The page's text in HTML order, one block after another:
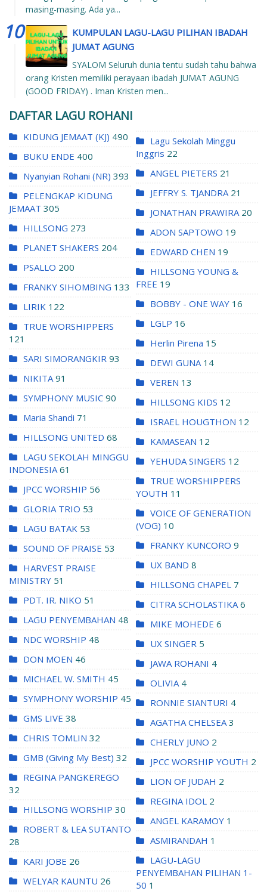
masing-masing. Ada ya...
KUMPULAN LAGU-LAGU PILIHAN IBADAH
JUMAT AGUNG
SYALOM Seluruh dunia tentu sudah tahu bahwa
orang Kristen memiliki perayaan ibadah JUMAT AGUNG
(GOOD FRIDAY) . Iman Kristen men...
DAFTAR LAGU ROHANI
KIDUNG JEMAAT (KJ) 490
BUKU ENDE 400
Nyanyian Rohani (NR) 393
PELENGKAP KIDUNG
JEMAAT 305
HILLSONG 273
PLANET SHAKERS 204
PSALLO 200
FRANKY SIHOMBING 133
LIRIK 122
TRUE WORSHIPPERS
121
SARI SIMORANGKIR 93
NIKITA 91
SYMPHONY MUSIC 90
Maria Shandi 71
HILLSONG UNITED 68
LAGU SEKOLAH MINGGU
INDONESIA 61
JPCC WORSHIP 56
GLORIA TRIO 53
LAGU BATAK 53
SOUND OF PRAISE 53
HARVEST PRAISE
MINISTRY 51
PDT. IR. NIKO 51
LAGU PENYEMBAHAN 48
NDC WORSHIP 48
DON MOEN 46
MICHAEL W. SMITH 45
SYMPHONY WORSHIP 45
GMS LIVE 38
CHRIS TOMLIN 32
GMB (Giving My Best) 32
REGINA PANGKEREGO
32
HILLSONG WORSHIP 30
ROBERT & LEA SUTANTO
28
KARI JOBE 26
WELYAR KAUNTU 26
Lagu Sekolah Minggu
Inggris 22
ANGEL PIETERS 21
JEFFRY S. TJANDRA 21
JONATHAN PRAWIRA 20
ADON SAPTOWO 19
EDWARD CHEN 19
HILLSONG YOUNG &
FREE 19
BOBBY - ONE WAY 16
LGLP 16
Herlin Pirena 15
DEWI GUNA 14
VEREN 13
HILLSONG KIDS 12
ISRAEL HOUGTHON 12
KAMASEAN 12
YEHUDA SINGERS 12
TRUE WORSHIPPERS
YOUTH 11
VOICE OF GENERATION
(VOG) 10
FRANKY KUNCORO 9
UX BAND 8
HILLSONG CHAPEL 7
CITRA SCHOLASTIKA 6
MIKE MOHEDE 6
UX SINGER 5
JAWA ROHANI 4
OLIVIA 4
RONNIE SIANTURI 4
AGATHA CHELSEA 3
CHERLY JUNO 2
JPCC WORSHIP YOUTH 2
LION OF JUDAH 2
REGINA IDOL 2
ANGEL KARAMOY 1
ASMIRANDAH 1
LAGU-LAGU
PENYEMBAHAN PILIHAN 1-
50 1